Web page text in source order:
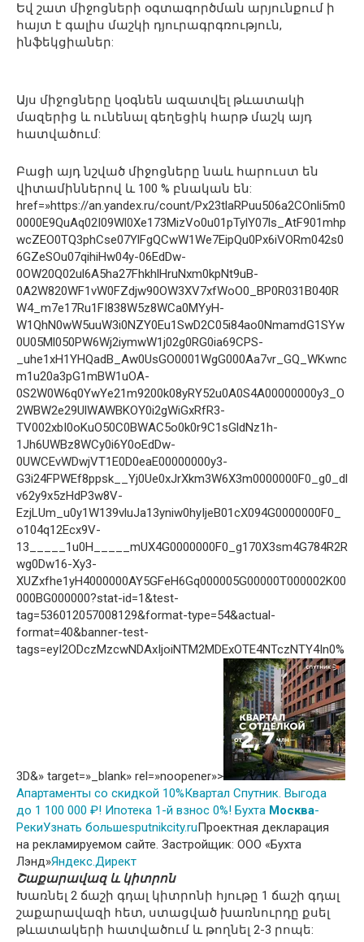
Եվ շատ միջոցների օգտագործման արյունքում ի
հայտ է գալիս մաշկի դյուրագրգռություն,
ինֆեկցիաներ:
Այս միջոցները կօգնեն ազատվել թևատակի
մազերից և ունենալ գեղեցիկ հարթ մաշկ այդ
հատվածում:
Բացի այդ նշված միջոցները նաև հարուստ են
վիտամիններով և 100 % բնական են:
href=»https://an.yandex.ru/count/Px23tlaRPuu506a2COnli5m0
0000E9QuAq02I09Wl0Xe173MizVo0u01pTylY07ls_AtF901mhp
wcZEO0TQ3phCse07YlFgQCwW1We7EipQu0Px6iVORm042s0
6GZeSOu07qihiHw04y-06EdDw-
0OW20Q02ul6A5ha27FhkhlHruNxm0kpNt9uB-
0A2W820WF1vW0FZdjw90OW3XV7xfWoO0_BP0R031B040R
W4_m7e17Ru1FI838W5z8WCa0MYyH-
W1QhN0wW5uuW3i0NZY0Eu1SwD2C05i84ao0NmamdG1SYw
0U05Ml050PW6Wj2iymwW1j02g0RG0ia69CPS-
_uhe1xH1YHQadB_Aw0UsGO0001WgG000Aa7vr_GQ_WKwnc
m1u20a3pG1mBW1uOA-
0S2W0W6q0YwYe21m9200k08yRY52u0A0S4A00000000y3_O
2WBW2e29UlWAWBKOY0i2gWiGxRfR3-
TV002xbI0oKuO50C0BWAC5o0k0r9C1sGldNz1h-
1Jh6UWBz8WCy0i6Y0oEdDw-
0UWCEvWDwjVT1E0D0eaE00000000y3-
G3i24FPWEf8ppsk__Yj0Ue0xJrXkm3W6X3m0000000F0_g0_dl
v62y9x5zHdP3w8V-
EzjLUm_u0y1W139vluJa13yniw0hyIjeB01cX094G0000000F0_
o104q12Ecx9V-
13_____1u0H_____mUX4G0000000F0_g170X3sm4G784R2R
wg0Dw16-Xy3-
XUZxfhe1yH4000000AY5GFeH6Gq000005G00000T000002K00
000BG000000?stat-id=1&test-
tag=536012057008129&format-type=54&actual-
format=40&banner-test-
tags=eyI2ODczMzcwNDAxIjoiNTM2MDExOTE4NTczNTY4In0%
3D&» target=»_blank» rel=»noopener»>
Апартаменты со скидкой 10%Квартал Спутник. Выгода
до 1 100 000 ₽! Ипотека 1-й взнос 0%! Бухта Москва-
РекиУзнать большеsputnikcity.ruПроектная декларация
на рекламируемом сайте. Застройщик: ООО «Бухта
Лэнд»Яндекс.Директ
Շաքարավազ և կիտրոն
Խառնել 2 ճաշի գդալ կիտրոնի հյութը 1 ճաշի գդալ
շաքարավազի հետ, ստացված խառնուրդը քսել
թևատակերի հատվածում և թողնել 2-3 րոպե: